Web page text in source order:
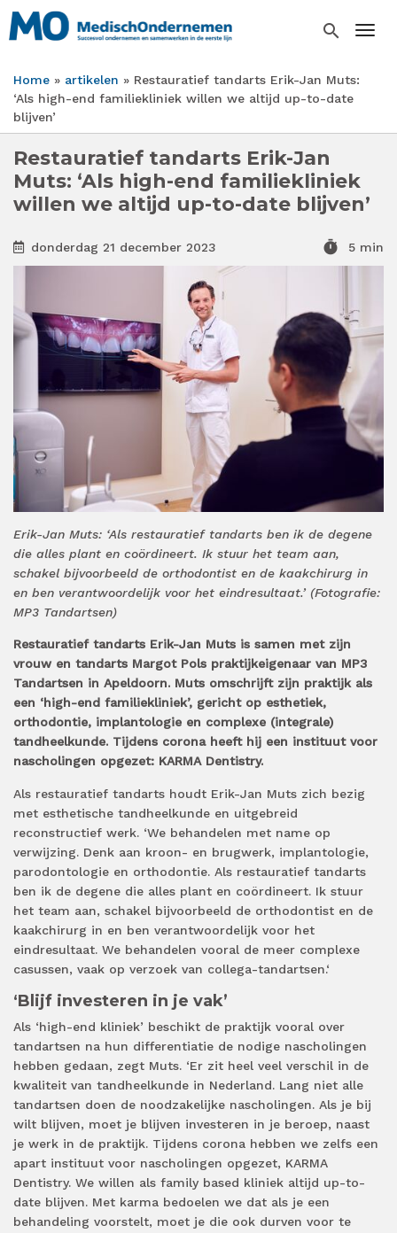
Overslaan
en
inhoud
gaan
search
Kruimelpad
Home artikelen
Restauratief tandarts Erik-Jan Muts:
‘Als high-end familiekliniek willen we altijd up-to-date
blijven’
Restauratief tandarts Erik-Jan
Muts: ‘Als high-end familiekliniek
willen we altijd up-to-date blijven’
donderdag 21 december 2023 timer 5 min
Erik-Jan Muts: ‘Als restauratief tandarts ben ik de degene
die alles plant en coördineert. Ik stuur het team aan,
schakel bijvoorbeeld de orthodontist en de kaakchirurg in
en ben verantwoordelijk voor het eindresultaat.’ (Fotografie:
MP3 Tandartsen)
Restauratief tandarts Erik-Jan Muts is samen met zijn
vrouw en tandarts Margot Pols praktijkeigenaar van MP3
Tandartsen in Apeldoorn. Muts omschrijft zijn praktijk als
een ‘high-end familiekliniek’, gericht op esthetiek,
orthodontie, implantologie en complexe (integrale)
tandheelkunde. Tijdens corona heeft hij een instituut voor
nascholingen opgezet: KARMA Dentistry.
Als restauratief tandarts houdt Erik-Jan Muts zich bezig
met esthetische tandheelkunde en uitgebreid
reconstructief werk. ‘We behandelen met name op
verwijzing. Denk aan kroon- en brugwerk, implantologie,
parodontologie en orthodontie. Als restauratief tandarts
ben ik de degene die alles plant en coördineert. Ik stuur
het team aan, schakel bijvoorbeeld de orthodontist en de
kaakchirurg in en ben verantwoordelijk voor het
eindresultaat. We behandelen vooral de meer complexe
casussen, vaak op verzoek van collega-tandartsen.‘
‘Blijf investeren in je vak’
Als ‘high-end kliniek’ beschikt de praktijk vooral over
tandartsen na hun differentiatie de nodige nascholingen
hebben gedaan, zegt Muts. ‘Er zit heel veel verschil in de
kwaliteit van tandheelkunde in Nederland. Lang niet alle
tandartsen doen de noodzakelijke nascholingen. Als je bij
wilt blijven, moet je blijven investeren in je beroep, naast
je werk in de praktijk. Tijdens corona hebben we zelfs een
apart instituut voor nascholingen opgezet, KARMA
Dentistry. We willen als family based kliniek altijd up-to-
date blijven. Met karma bedoelen we dat als je een
behandeling voorstelt, moet je die ook durven voor te